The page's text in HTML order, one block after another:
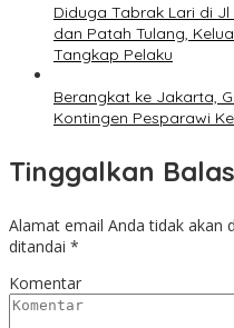
Diduga Tabrak Lari di
dan Patah Tulang,
Tangkap Pelaku
Berangkat ke Jakarta,
Kontingen Pesparawi
Tinggalkan
Alamat email Anda tidak akan
ditandai *
Komentar